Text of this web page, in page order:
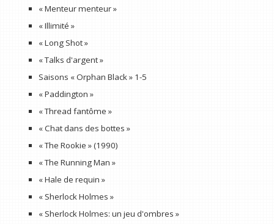
« Menteur menteur »
« Illimité »
« Long Shot »
« Talks d'argent »
Saisons « Orphan Black » 1-5
« Paddington »
« Thread fantôme »
« Chat dans des bottes »
« The Rookie » (1990)
« The Running Man »
« Hale de requin »
« Sherlock Holmes »
« Sherlock Holmes: un jeu d'ombres »